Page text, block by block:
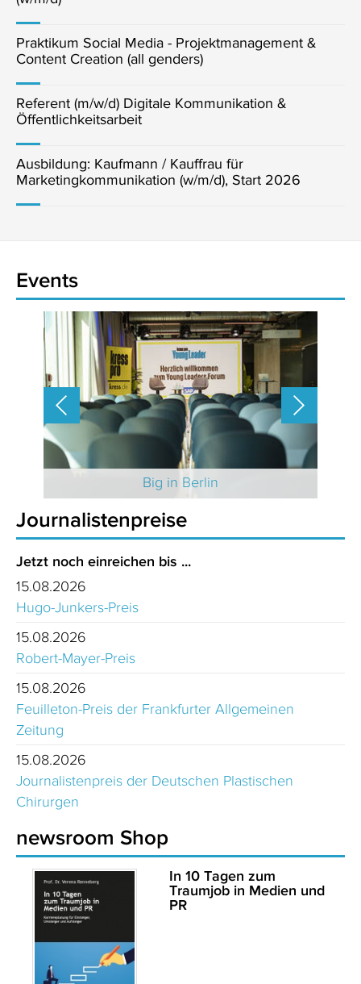
Praktikum Social Media - Projektmanagement &
Content Creation (all genders)
Referent (m/w/d) Digitale Kommunikation &
Öffentlichkeitsarbeit
Ausbildung: Kaufmann / Kauffrau für
Marketingkommunikation (w/m/d), Start 2026
Events
Big in Berlin
Journalistenpreise
Jetzt noch einreichen bis ...
15.08.2026
Hugo-Junkers-Preis
15.08.2026
Robert-Mayer-Preis
15.08.2026
Feuilleton-Preis der Frankfurter Allgemeinen
Zeitung
15.08.2026
Journalistenpreis der Deutschen Plastischen
Chirurgen
newsroom Shop
In 10 Tagen zum
Traumjob in Medien und
PR